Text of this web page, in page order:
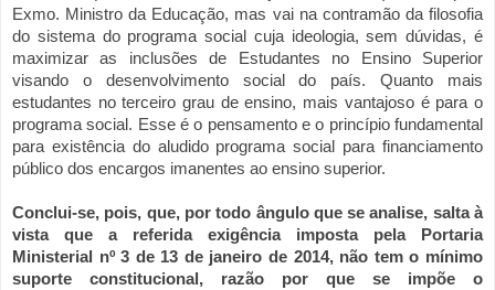
Exmo. Ministro da Educação, mas vai na contramão da filosofia
do sistema do programa social cuja ideologia, sem dúvidas, é
maximizar as inclusões de Estudantes no Ensino Superior
visando o desenvolvimento social do país. Quanto mais
estudantes no terceiro grau de ensino, mais vantajoso é para o
programa social. Esse é o pensamento e o princípio fundamental
para existência do aludido programa social para financiamento
público dos encargos imanentes ao ensino superior.
Conclui-se, pois, que, por todo ângulo que se analise, salta à
vista que a referida exigência imposta pela Portaria
Ministerial nº 3 de 13 de janeiro de 2014, não tem o mínimo
suporte constitucional, razão por que se impõe o